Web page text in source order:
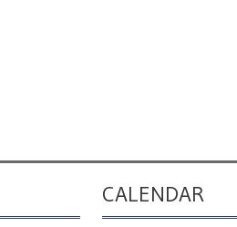
CALENDAR